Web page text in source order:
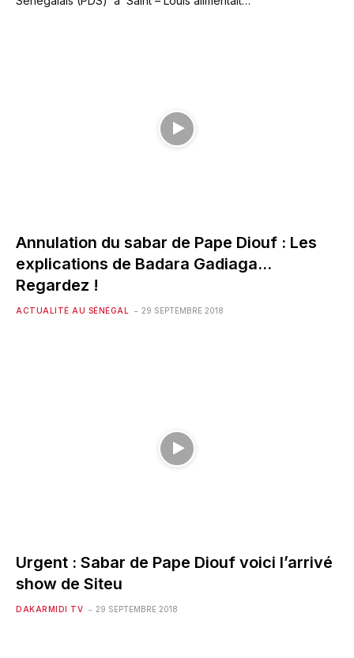
Annulation du sabar de Pape Diouf : Les
explications de Badara Gadiaga…
Regardez !
ACTUALITÉ AU SÉNÉGAL 29 SEPTEMBRE 2018
Urgent : Sabar de Pape Diouf voici l’arrivé
show de Siteu
DAKARMIDI TV 29 SEPTEMBRE 2018